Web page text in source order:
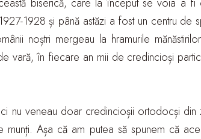
1928 și până astăzi a fost un centru de
noștri mergeau la hramurile
vară, în fiecare an mii de credincioși
nu veneau doar credincioșii ortodocși
Așa că am putea să spunem că